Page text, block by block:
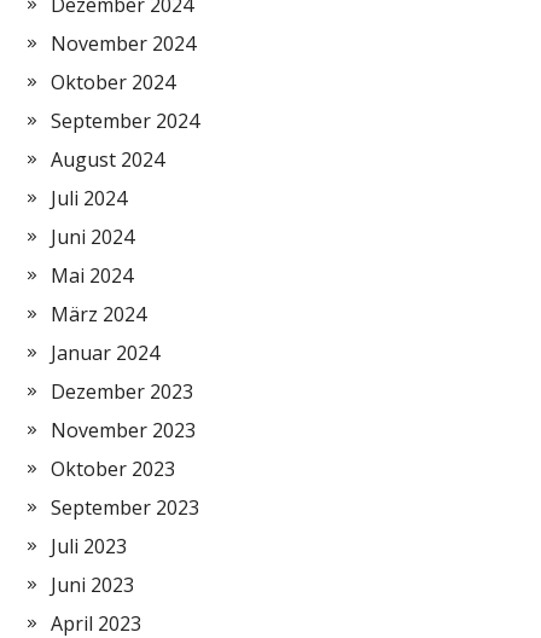
November 2024
Oktober 2024
September 2024
August 2024
Juli 2024
Juni 2024
Mai 2024
März 2024
Januar 2024
Dezember 2023
November 2023
Oktober 2023
September 2023
Juli 2023
Juni 2023
April 2023